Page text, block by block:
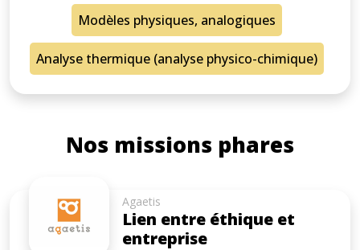
Modèles physiques, analogiques
Analyse thermique (analyse physico-chimique)
Nos missions phares
Agaetis
Lien entre éthique et
entreprise